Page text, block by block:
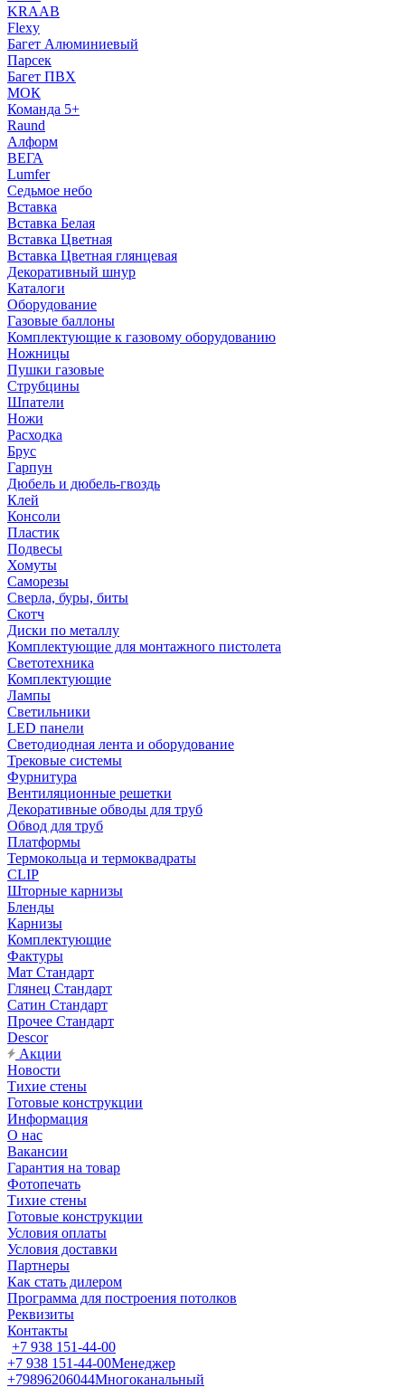
KRAAB
Flexy
Багет Алюминиевый
Парсек
Багет ПВХ
МОК
Команда 5+
Raund
Алформ
ВЕГА
Lumfer
Седьмое небо
Вставка
Вставка Белая
Вставка Цветная
Вставка Цветная глянцевая
Декоративный шнур
Каталоги
Оборудование
Газовые баллоны
Комплектующие к газовому оборудованию
Ножницы
Пушки газовые
Струбцины
Шпатели
Ножи
Расходка
Брус
Гарпун
Дюбель и дюбель-гвоздь
Клей
Консоли
Пластик
Подвесы
Хомуты
Саморезы
Сверла, буры, биты
Скотч
Диски по металлу
Комплектующие для монтажного пистолета
Светотехника
Комплектующие
Лампы
Светильники
LED панели
Светодиодная лента и оборудование
Трековые системы
Фурнитура
Вентиляционные решетки
Декоративные обводы для труб
Обвод для труб
Платформы
Термокольца и термоквадраты
CLIP
Шторные карнизы
Бленды
Карнизы
Комплектующие
Фактуры
Мат Стандарт
Глянец Стандарт
Сатин Стандарт
Прочее Стандарт
Descor
Акции
Новости
Тихие стены
Готовые конструкции
Информация
О нас
Вакансии
Гарантия на товар
Фотопечать
Тихие стены
Готовые конструкции
Условия оплаты
Условия доставки
Партнеры
Как стать дилером
Программа для построения потолков
Реквизиты
Контакты
+7 938 151-44-00
+7 938 151-44-00Менеджер
+79896206044Многоканальный